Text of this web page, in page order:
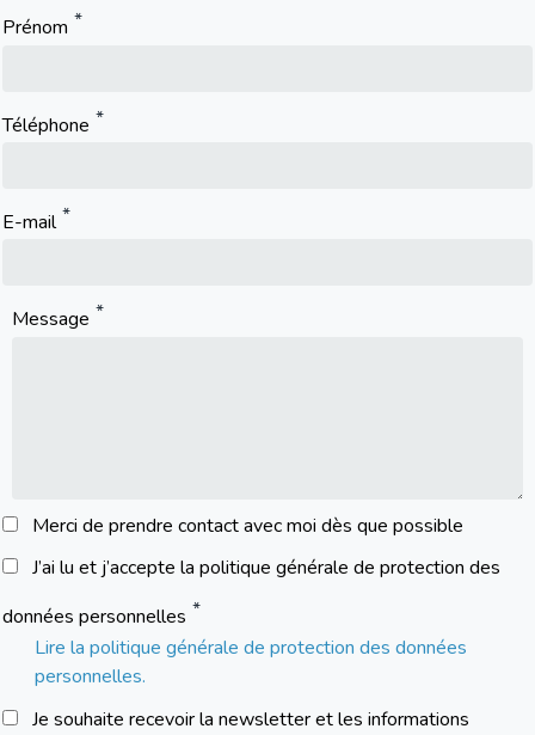
Prénom
Téléphone
E-mail
Message
Merci de prendre contact avec moi dès que possible
J’ai lu et j’accepte la politique générale de protection des
données personnelles
Lire la politique générale de protection des données
personnelles.
Je souhaite recevoir la newsletter et les informations